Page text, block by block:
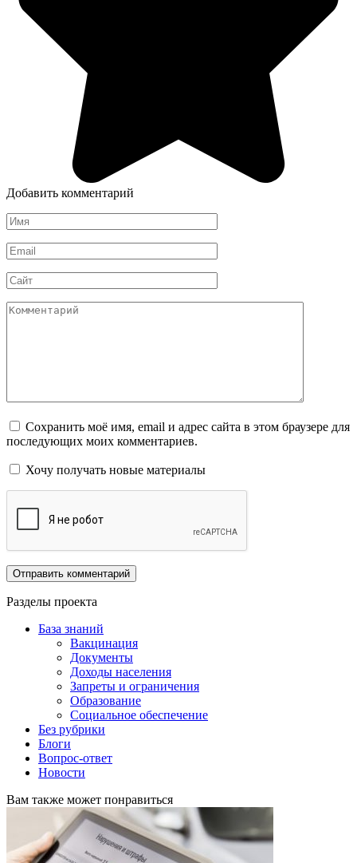
Добавить комментарий
Имя
*
Email
*
Сайт
Комментарий
Сохранить моё имя, email и адрес сайта в этом браузере для
последующих моих комментариев.
Хочу получать новые материалы
Разделы проекта
База знаний
Вакцинация
Документы
Доходы населения
Запреты и ограничения
Образование
Социальное обеспечение
Без рубрики
Блоги
Вопрос-ответ
Новости
Вам также может понравиться